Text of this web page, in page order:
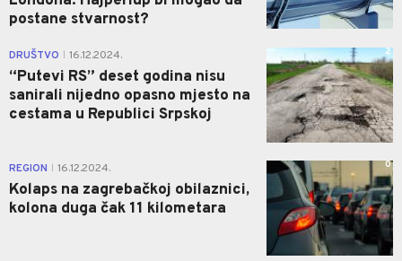
postane stvarnost?
DRUŠTVO 16.12.2024.
“Putevi RS” deset godina nisu
sanirali nijedno opasno mjesto na
cestama u Republici Srpskoj
2
REGION 16.12.2024.
Kolaps na zagrebačkoj obilaznici,
kolona duga čak 11 kilometara
0